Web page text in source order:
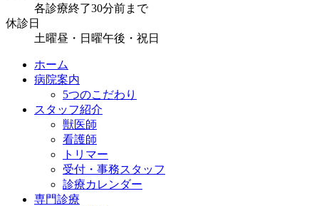
各診療終了30分前まで
休診日
土曜昼・日曜午後・祝日
ホーム
病院案内
5つのこだわり
スタッフ紹介
獣医師
看護師
トリマー
受付・事務スタッフ
診療カレンダー
専門診療